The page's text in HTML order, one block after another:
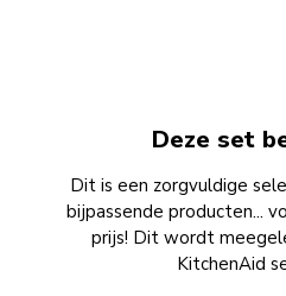
Deze set
Dit is een zorgvuldige
bijpassende producten...
prijs! Dit wordt
KitchenAid